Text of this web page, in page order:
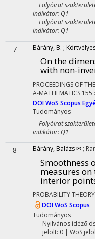
Folyóirat
indikátor: Q1
Folyóirat
indikátor: Q1
7 Bárány, B. ;
On the
with non-
PROCEEDINGS OF
A-MATHEMATICS 155 :
DOIWoS Scopus
Tudományos
Folyóirat
indikátor: Q1
8 Bárány, Balázs ✉ ;
Smoothness
measures
interior
PROBABILITY
DOIWoS Scopus
Tudományos
Nyilvános idéző
jelölt: 0 | WoS